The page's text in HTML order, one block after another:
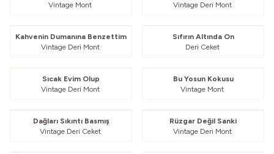
Vintage Mont
Vintage Deri Mont
Kahvenin Dumanına Benzettim
Vintage Deri Mont
Sıfırın Altında On
Deri Ceket
Sıcak Evim Olup
Vintage Deri Mont
Bu Yosun Kokusu
Vintage Mont
Dağları Sıkıntı Basmış
Vintage Deri Ceket
Rüzgar Değil Sanki
Vintage Deri Mont